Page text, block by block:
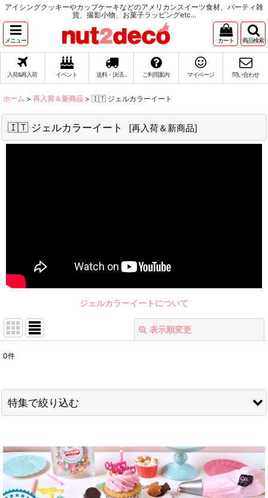
アイシングクッキーやカップケーキなどのアメリカンスイーツ食材、パーティ雑
貨、撮影小物、お菓子ラッピングetc...
メニュー カート 商品検索
入荷&再入荷 イベント 送料・決済... ご利用案内 マイページ 問い合わせ
ホーム > 再入荷＆新商品 > 🇮🇹 ジェルカラーイート
🇮🇹 ジェルカラーイート [再入荷＆新商品]
ジェルカラーイートについて
表示順変更
在庫あり
並び順:
絞り込む
0件
特集で絞り込む
バレンタイン・スプリンクル
＼50%OFF／ポリカーボネート型